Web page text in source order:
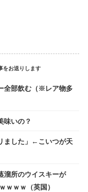
をお送りします
全部飲む（※レア物多
味いの？
ました」←こいつが天
溜所のウイスキーが
ｗｗｗ（英国）